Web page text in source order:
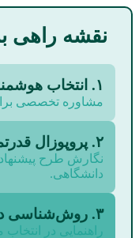
نقشه راهی
۱. انتخاب هوشمندانه موضوع
مشاوره تخصصی
۲. پروپوزال قدرتمند
نگارش طرح
دانشگاهی.
۳. روش‌شناسی دقیق
راهنمایی در